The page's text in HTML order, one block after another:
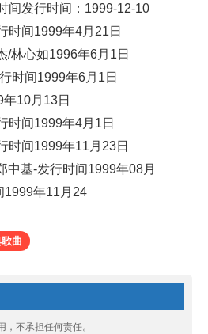
间发行时间：1999-12-10
时间1999年4月21日
/林心如1996年6月1日
时间1999年6月1日
10月13日
时间1999年4月1日
时间1999年11月23日
中基-发行时间1999年08月
1999年11月24
曲
不承担任何责任。